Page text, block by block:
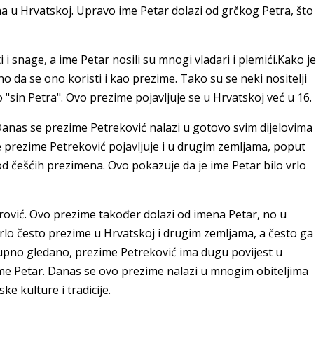
u Hrvatskoj. Upravo ime Petar dolazi od grčkog Petra, što
snage, a ime Petar nosili su mnogi vladari i plemići.Kako je
da se ono koristi i kao prezime. Tako su se neki nositelji
Petra". Ovo prezime pojavljuje se u Hrvatskoj već u 16.
se prezime Petreković nalazi u gotovo svim dijelovima
Petreković pojavljuje i u drugim zemljama, poput
češćih prezimena. Ovo pokazuje da je ime Petar bilo vrlo
Ovo prezime također dolazi od imena Petar, no u
često prezime u Hrvatskoj i drugim zemljama, a često ga
gledano, prezime Petreković ima dugu povijest u
Petar. Danas se ovo prezime nalazi u mnogim obiteljima
kulture i tradicije.